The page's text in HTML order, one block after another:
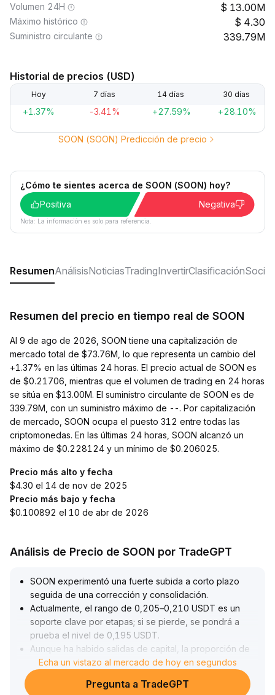
Volumen 24H 13.00M
Máximo histórico 4.30
Suministro circulante 339.79M
Historial de precios (USD)
Hoy 7 días 14 días 30 días
+1.37% -3.41% +27.59% +28.10%
SOON (SOON) Predicción de precio
¿Cómo te sientes acerca de SOON (SOON) hoy?
Positiva
Negativa
Nota: La información es solo para referencia.
ResumenAnálisisNoticiasTradingInvertirClasificaciónSocial
Resumen del precio en tiempo real de SOON
Al 9 de ago de 2026, SOON tiene una capitalización de
mercado total de $73.76M, lo que representa un cambio del
+1.37% en las últimas 24 horas. El precio actual de SOON es
de $0.21706, mientras que el volumen de trading en 24 horas
se sitúa en $13.00M. El suministro circulante de SOON es de
339.79M, con un suministro máximo de --. Por capitalización
de mercado, SOON ocupa el puesto 312 entre todas las
criptomonedas. En las últimas 24 horas, SOON alcanzó un
máximo de $0.228124 y un mínimo de $0.206025.
Precio más alto y fecha
$4.30 el 14 de nov de 2025
Precio más bajo y fecha
$0.100892 el 10 de abr de 2026
Análisis de Precio de SOON por TradeGPT
SOON experimentó una fuerte subida a corto plazo
seguida de una corrección y consolidación.
Actualmente, el rango de 0,205–0,210 USDT es un
soporte clave por etapas; si se pierde, se pondrá a
prueba el nivel de 0,195 USDT.
Aunque ha habido salidas de capital, la proporción de
posiciones largas de las instituciones ha aumentado, lo
que refleja una disposición para posicionarse en
Echa un vistazo al mercado de hoy en segundos
Pregunta a TradeGPT